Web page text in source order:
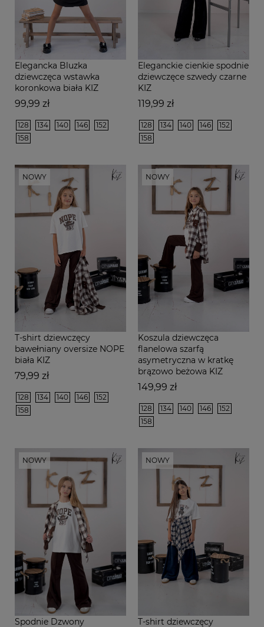
Elegancka Bluzka
dziewczęca wstawka
koronkowa biała KIZ
Cena
99,99 zł
128 134 140 146
152
158
Eleganckie cienkie spodnie
dziewczęce szwedy czarne
KIZ
Cena
119,99 zł
128 134 140 146
152
158
T-shirt dziewczęcy
bawełniany oversize NOPE
biała KIZ
Cena
79,99 zł
NOWY
128 134 140 146
152
158
Koszula dziewczęca
flanelowa szarfą
asymetryczna w kratkę
brązowo beżowa KIZ
Cena
149,99 zł
NOWY
128 134 140 146
152
158
Spodnie Dzwony
NOWY
T-shirt dziewczęcy
NOWY